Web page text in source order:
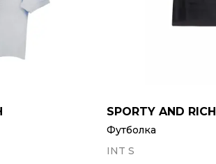
SPORTY AND RICH
Футболка
INT S